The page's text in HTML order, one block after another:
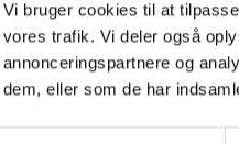
Vi bruger cookies til at
vores trafik. Vi deler også
annonceringspartnere og
dem, eller som de har